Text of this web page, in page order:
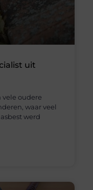
uit
vele oudere
waar veel
werd